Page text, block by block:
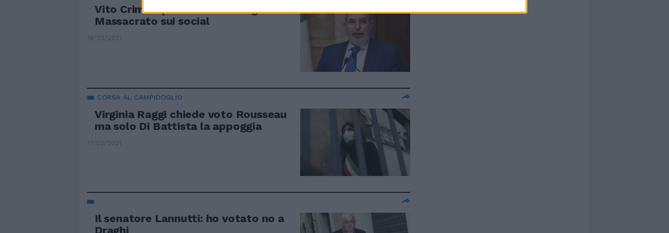
Vito Crimi espelle i dissidenti grillini.
Massacrato sui social
19/02/2021
CORSA AL CAMPIDOGLIO
Virginia Raggi chiede voto Rousseau
ma solo Di Battista la appoggia
17/02/2021
Il senatore Lannutti: ho votato no a
Draghi